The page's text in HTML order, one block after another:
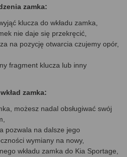
zamka:
klucza do wkładu zamka,
nie daje się przekręcić,
na pozycję otwarcia czujemy opór,
fragment klucza lub inny
zamka:
możesz nadal obsługiwać swój
pozwala na dalsze jego
wymiany na nowy,
wkładu zamka do Kia Sportage,